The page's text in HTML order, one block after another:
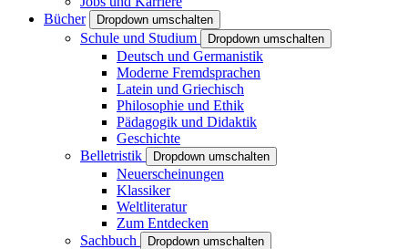
Bücher
Dropdown umschalten
Schule und Studium Dropdown umschalten
Deutsch und Germanistik
Moderne Fremdsprachen
Latein und Griechisch
Philosophie und Ethik
Pädagogik und Didaktik
Geschichte
Belletristik
Dropdown umschalten
Neuerscheinungen
Klassiker
Weltliteratur
Zum Entdecken
Sachbuch
Dropdown umschalten